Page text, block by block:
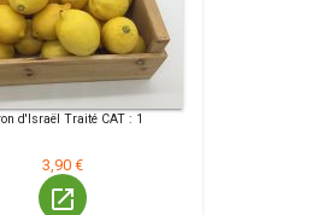
d'Israël Traité CAT : 1
3,90 €
launch